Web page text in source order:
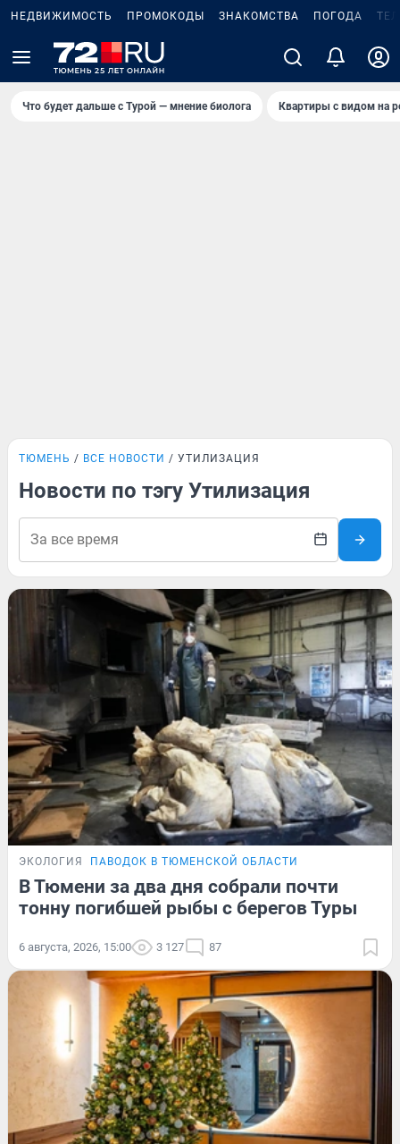
НЕДВИЖИМОСТЬ ПРОМОКОДЫ ЗНАКОМСТВА ПОГОДА
Что будет дальше с Турой — мнение биолога Квартиры с видом на
ТЮМЕНЬ ВСЕ НОВОСТИ УТИЛИЗАЦИЯ
Новости по тэгу Утилизация
ЭКОЛОГИЯ ПАВОДОК В ТЮМЕНСКОЙ ОБЛАСТИ
В Тюмени за два дня собрали почти
тонну погибшей рыбы с берегов Туры
6 августа, 2026, 15:00 3 127 87